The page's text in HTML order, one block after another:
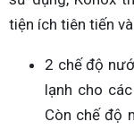
tiện ích tiên tiến
2 chế độ
lạnh cho
Còn chế độ